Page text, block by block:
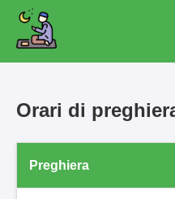
Orari di
Preghiera